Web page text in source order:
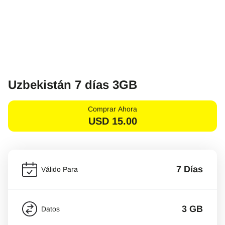
Uzbekistán 7 días 3GB
Comprar Ahora
USD 15.00
Válido Para 7 Días
Datos 3 GB